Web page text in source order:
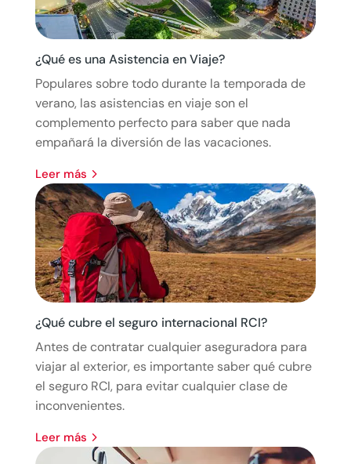
¿Qué es una Asistencia en Viaje?
Populares sobre todo durante la temporada de
verano, las asistencias en viaje son el
complemento perfecto para saber que nada
empañará la diversión de las vacaciones.
leer más
¿Qué cubre el seguro internacional RCI?
Antes de contratar cualquier aseguradora para
viajar al exterior, es importante saber qué cubre
el seguro RCI, para evitar cualquier clase de
inconvenientes.
leer más